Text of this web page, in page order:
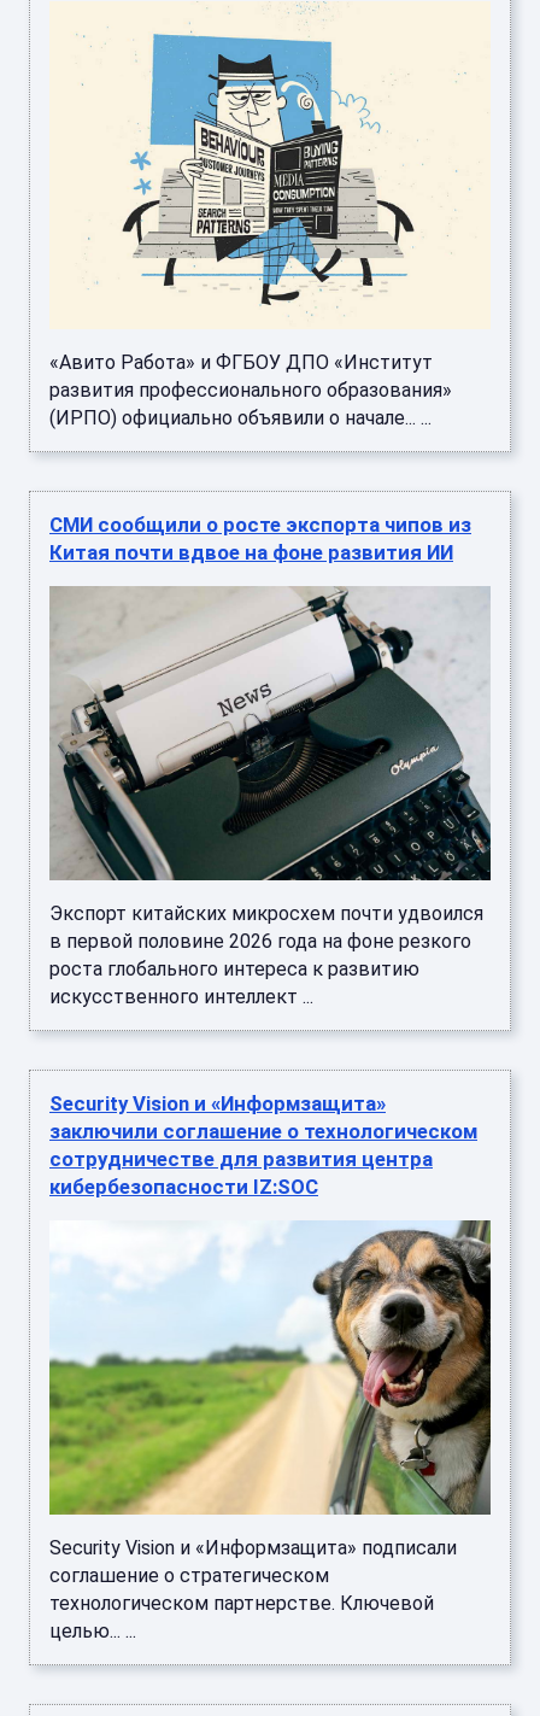
«Авито Работа» и ФГБОУ ДПО «Институт
развития профессионального образования»
(ИРПО) официально объявили о начале... ...
СМИ сообщили о росте экспорта чипов из
Китая почти вдвое на фоне развития ИИ
Экспорт китайских микросхем почти удвоился
в первой половине 2026 года на фоне резкого
роста глобального интереса к развитию
искусственного интеллект ...
Security Vision и «Информзащита»
заключили соглашение о технологическом
сотрудничестве для развития центра
кибербезопасности IZ:SOC
Security Vision и «Информзащита» подписали
соглашение о стратегическом
технологическом партнерстве. Ключевой
целью... ...